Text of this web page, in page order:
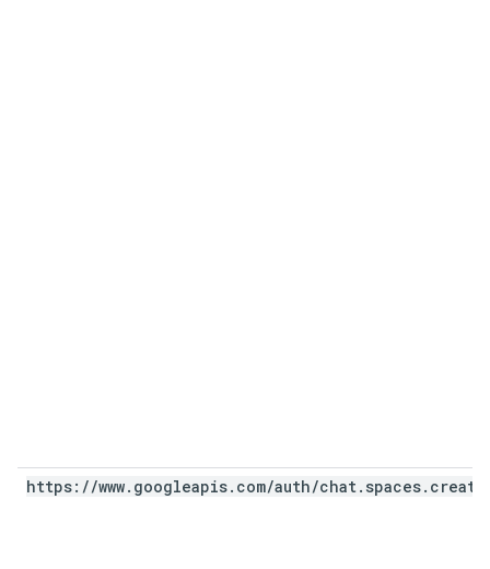
https: //www. googleapis. com/auth/chat. spaces. create